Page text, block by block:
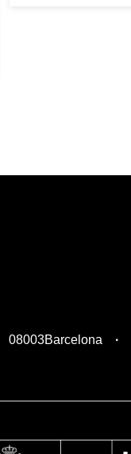
08003Barcelona